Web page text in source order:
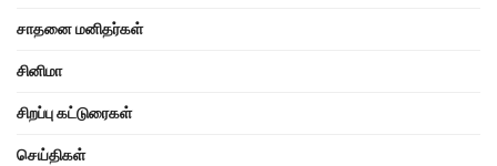
சாதனை மனிதர்கள்
சினிமா
சிறப்பு கட்டுரைகள்
செய்திகள்